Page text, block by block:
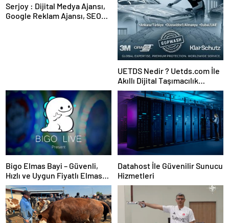
Serjoy : Dijital Medya Ajansı,
Google Reklam Ajansı, SEO
UETDS Nedir ? Uetds.com İle
Akıllı Dijital Taşımacılık
Yazılımı
Bigo Elmas Bayi – Güvenli,
Hızlı ve Uygun Fiyatlı Elmas
Satın Almanın Yeni Adresi
Datahost İle Güvenilir Sunucu
Hizmetleri